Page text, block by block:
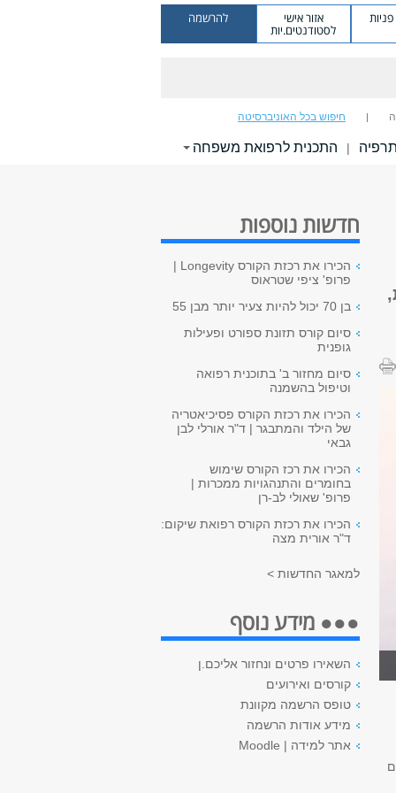
אזור אישי
לסטודנטים.יות
להרשמה
חיפוש בכל האוניברסיטה
| התכנית לרפואת משפחה
חדשות נוספות
הכירו את רכזת הקורס Longevity |
פרופ' ציפי שטראוס
בן 70 יכול להיות צעיר יותר מבן 55
סיום קורס תזונת ספורט ופעילות
גופנית
סיום מחזור ב' בתוכנית רפואה
וטיפול בהשמנה
הכירו את רכזת הקורס פסיכיאטריה
של הילד והמתבגר | ד"ר אורלי לבן
גבאי
הכירו את רכז הקורס שימוש
בחומרים והתנהגויות ממכרות |
פרופ' שאולי לב-רן
הכירו את רכזת הקורס רפואת שיקום:
ד"ר אורית מצה
למאגר החדשות >
●●● מידע נוסף
השאירו פרטים ונחזור אליכם.ן
קורסים ואירועים
טופס הרשמה מקוונת
מידע אודות הרשמה
אתר למידה | Moodle